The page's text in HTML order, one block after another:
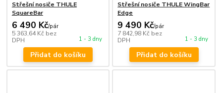
Střešní nosiče THULE
SquareBar
6 490 Kč/pár
5 363,64 Kč bez
DPH
1 - 3 dny
Přidat do košíku
Střešní nosiče THULE WingBar
Edge
9 490 Kč/pár
7 842,98 Kč bez
DPH
1 - 3 dny
Přidat do košíku